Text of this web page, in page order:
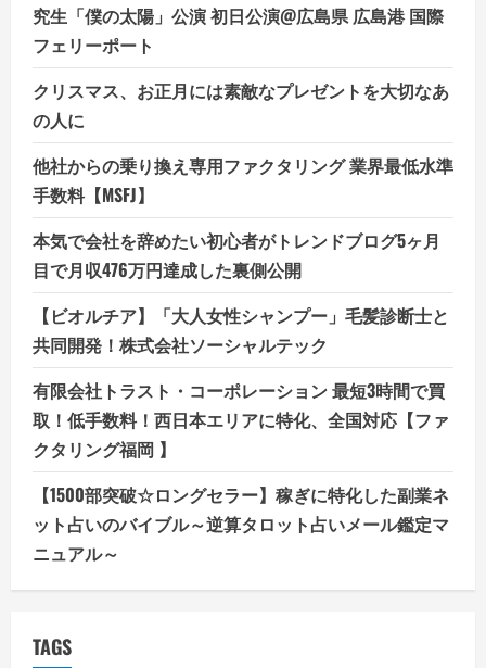
究生「僕の太陽」公演 初日公演@広島県 広島港 国際
フェリーポート
クリスマス、お正月には素敵なプレゼントを大切なあ
の人に
他社からの乗り換え専用ファクタリング 業界最低水準
手数料【MSFJ】
本気で会社を辞めたい初心者がトレンドブログ5ヶ月
目で月収476万円達成した裏側公開
【ビオルチア】「大人女性シャンプー」毛髪診断士と
共同開発！株式会社ソーシャルテック
有限会社トラスト・コーポレーション 最短3時間で買
取！低手数料！西日本エリアに特化、全国対応【ファ
クタリング福岡 】
【1500部突破☆ロングセラー】稼ぎに特化した副業ネ
ット占いのバイブル～逆算タロット占いメール鑑定マ
ニュアル～
TAGS